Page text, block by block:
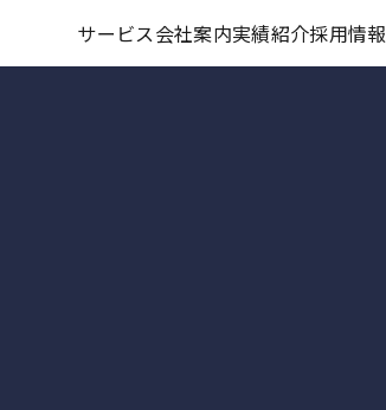
サービス会社案内実績紹介採用情報